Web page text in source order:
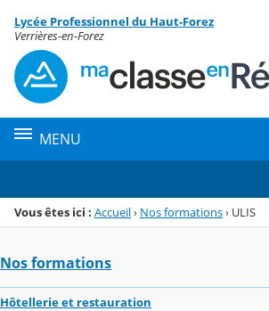
Menu de la rubrique
Contenu
Lycée Professionnel du Haut-Forez
Verrières-en-Forez
MENU
Vous êtes ici : Accueil› Nos formations› ULIS
Nos formations
Hôtellerie et restauration